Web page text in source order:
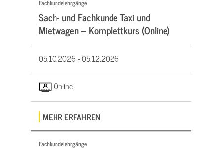
Fachkundelehrgänge
Sach- und Fachkunde Taxi und
Mietwagen – Komplettkurs (Online)
05.10.2026 -05.12.2026
Online
MEHR ERFAHREN
Fachkundelehrgänge